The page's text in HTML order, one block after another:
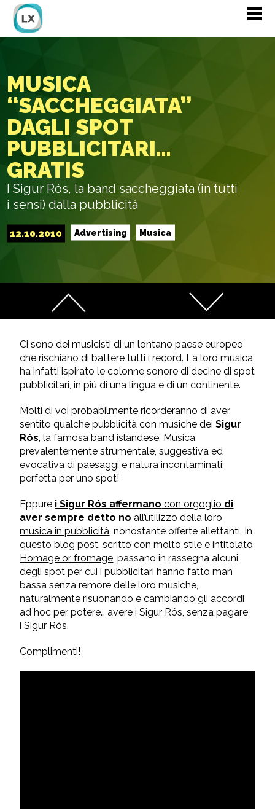
MUSICA
“SACCHEGGIATA”
DAGLI SPOT
PUBBLICITARI…
GRATIS
I Sigur Rós, la band saccheggiata (in tutti
i sensi) dalla pubblicità
12.10.2010 Advertising Musica
Ci sono dei musicisti di un lontano paese europeo
che rischiano di battere tutti i record. La loro musica
ha infatti ispirato le colonne sonore di decine di spot
pubblicitari, in più di una lingua e di un continente.
Molti di voi probabilmente ricorderanno di aver
sentito qualche pubblicità con musiche deiSigur
Rós, la famosa band islandese. Musica
prevalentemente strumentale, suggestiva ed
evocativa di paesaggi e natura incontaminati:
perfetta per uno spot!
Eppure i Sigur Rós affermano con orgoglio di
aver sempre detto no all’utilizzo della loro
musica in pubblicità, nonostante offerte allettanti. In
questo blog post, scritto con molto stile e intitolato
Homage or fromage, passano in rassegna alcuni
degli spot per cui i pubblicitari hanno fatto man
bassa senza remore delle loro musiche,
naturalmente risuonando e cambiando gli accordi
ad hoc per potere… avere i Sigur Rós, senza pagare
i Sigur Rós.
Complimenti!